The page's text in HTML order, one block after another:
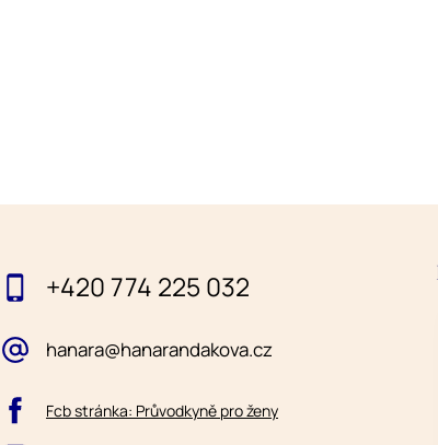
+420 774 225 032
hanara@hanarandakova.cz
Fcb stránka: Průvodkyně pro ženy